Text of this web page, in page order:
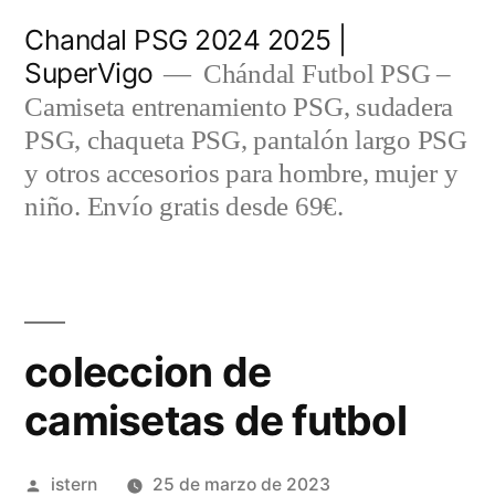
contenido
Chandal PSG 2024 2025 |
SuperVigo
Chándal Futbol PSG –
Camiseta entrenamiento PSG, sudadera
PSG, chaqueta PSG, pantalón largo PSG
y otros accesorios para hombre, mujer y
niño. Envío gratis desde 69€.
coleccion de
camisetas de futbol
Publicado
istern 25 de marzo de 2023